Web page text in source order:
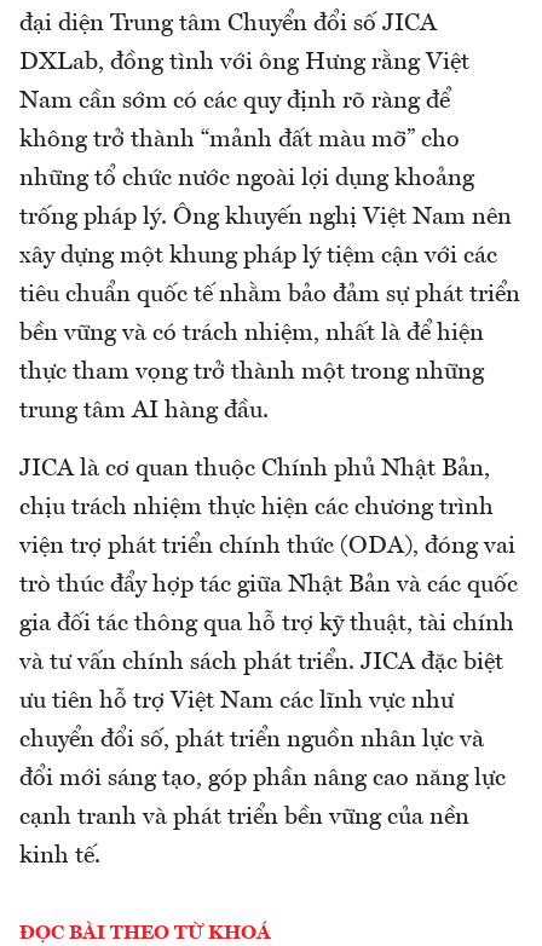
đại diện Trung tâm Chuyển đổi số JICA
DXLab, đồng tình với ông Hưng rằng Việt
Nam cần sớm có các quy định rõ ràng để
không trở thành “mảnh đất màu mỡ” cho
những tổ chức nước ngoài lợi dụng khoảng
trống pháp lý. Ông khuyến nghị Việt Nam nên
xây dựng một khung pháp lý tiệm cận với các
tiêu chuẩn quốc tế nhằm bảo đảm sự phát triển
bền vững và có trách nhiệm, nhất là để hiện
thực tham vọng trở thành một trong những
trung tâm AI hàng đầu.
JICA là cơ quan thuộc Chính phủ Nhật Bản,
chịu trách nhiệm thực hiện các chương trình
viện trợ phát triển chính thức (ODA), đóng vai
trò thúc đẩy hợp tác giữa Nhật Bản và các quốc
gia đối tác thông qua hỗ trợ kỹ thuật, tài chính
và tư vấn chính sách phát triển. JICA đặc biệt
ưu tiên hỗ trợ Việt Nam các lĩnh vực như
chuyển đổi số, phát triển nguồn nhân lực và
đổi mới sáng tạo, góp phần nâng cao năng lực
cạnh tranh và phát triển bền vững của nền
kinh tế.
ĐỌC BÀI THEO TỪ KHOÁ